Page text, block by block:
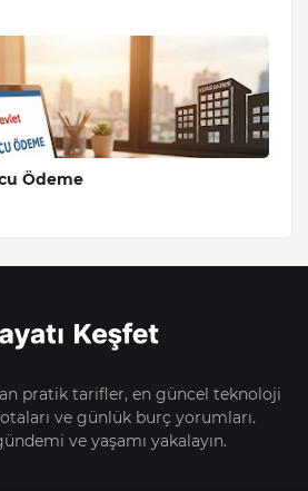
Ödeme
pratik tarifler, en güncel teknoloji
ve günlük burç yorumları.
ve yaşamı yakalayın.